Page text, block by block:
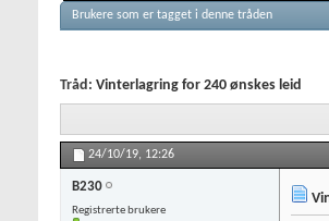
Brukere som er tagget i denne tråden
Tråd: Vinterlagring for 240 ønskes leid
24/10/19, 12:26
B230
Registrerte brukere